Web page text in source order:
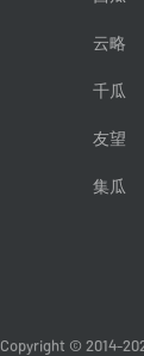
云略
千瓜
友望
集瓜
Copyright © 2014-